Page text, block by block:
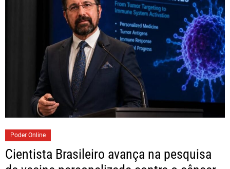
Poder Online
Cientista Brasileiro avança na pesquisa